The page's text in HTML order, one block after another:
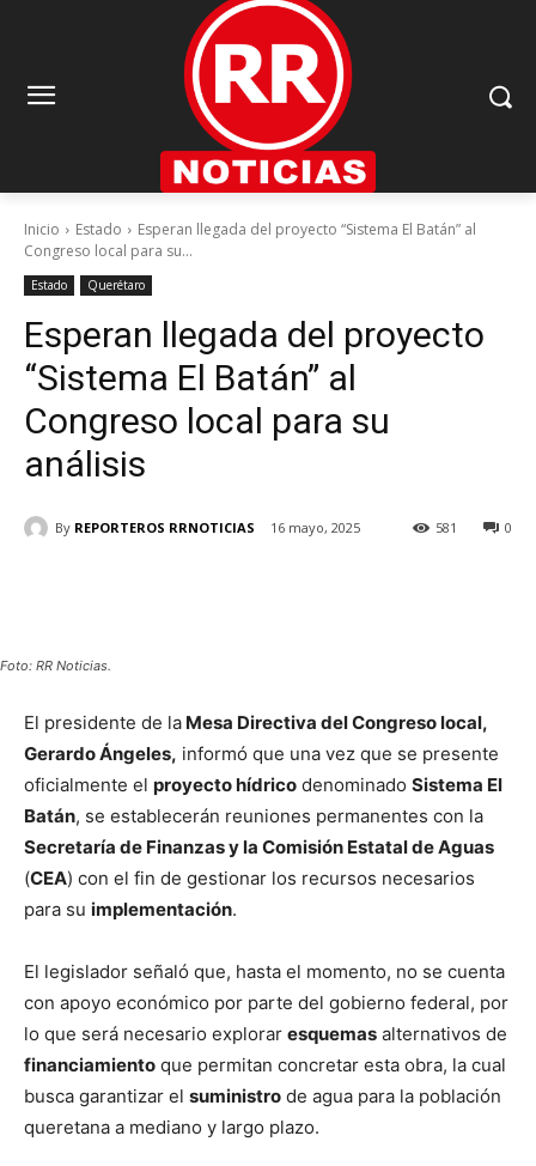
Inicio Estado
Esperan llegada del proyecto “Sistema El Batán” al
Congreso local para su...
Estado Querétaro
Esperan llegada del proyecto
“Sistema El Batán” al
Congreso local para su
análisis
By REPORTEROS RRNOTICIAS 16 mayo, 2025 0
581
Foto: RR Noticias.
El presidente de la Mesa Directiva del Congreso local,
Gerardo Ángeles, informó que una vez que se presente
oficialmente el proyecto hídrico denominado Sistema El
Batán, se establecerán reuniones permanentes con la
Secretaría de Finanzas y la Comisión Estatal de Aguas
(CEA) con el fin de gestionar los recursos necesarios
para su implementación.
El legislador señaló que, hasta el momento, no se cuenta
con apoyo económico por parte del gobierno federal, por
lo que será necesario explorar esquemas alternativos de
financiamiento que permitan concretar esta obra, la cual
busca garantizar el suministro de agua para la población
queretana a mediano y largo plazo.